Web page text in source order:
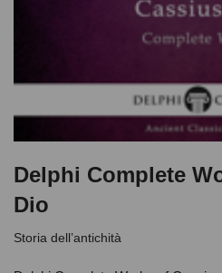
Delphi Complete
Dio
Storia dell’antichità